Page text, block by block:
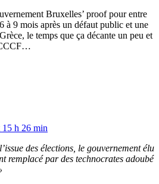
Bruxelles’ proof pour entre
à 9 mois après un défaut public et une
le temps que ça décante un peu et
15 h 26 min
des élections, le gouvernement élu
remplacé par des technocrates adoubé